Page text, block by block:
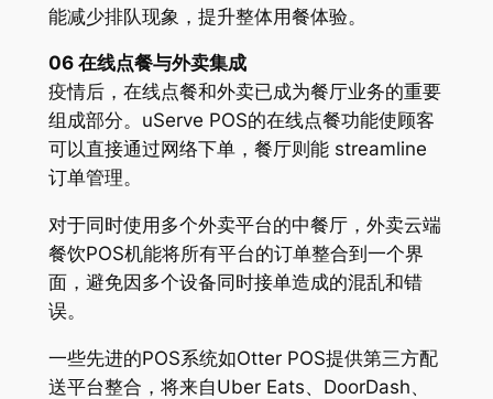
能减少排队现象，提升整体用餐体验。
06 在线点餐与外卖集成
疫情后，在线点餐和外卖已成为餐厅业务的重要
组成部分。uServe POS的在线点餐功能使顾客
可以直接通过网络下单，餐厅则能 streamline
订单管理。
对于同时使用多个外卖平台的中餐厅，外卖云端
餐饮POS机能将所有平台的订单整合到一个界
面，避免因多个设备同时接单造成的混乱和错
误。
一些先进的POS系统如Otter POS提供第三方配
送平台整合，将来自Uber Eats、DoorDash、